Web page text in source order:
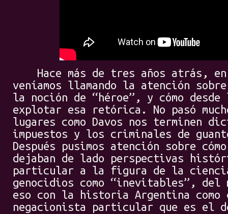
Hace más de tres años atrás,
veníamos llamando la atención
la noción de “héroe”, y cómo
explotar esa retórica. No pasó
lugares como Davos nos terminen
impuestos y los criminales de
Después pusimos atención sobre
dejaban de lado perspectivas
particular a la figura de la
genocidios como “inevitables”, del
eso con la historia Argentina como
negacionista particular que es el